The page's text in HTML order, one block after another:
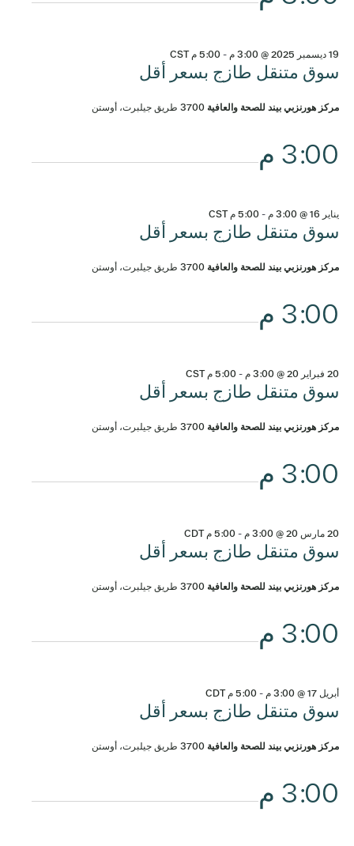
سوق متنقل طازج بسعر أقل
19 ديسمبر 2025 @ 3:00 م -5:00 م CST
مركز هورنزبي بيند للصحة والعافية3700 طريق جيلبرت، أوستن
3:00 م
سوق متنقل طازج بسعر أقل
يناير 16 @ 3:00 م -5:00 م CST
مركز هورنزبي بيند للصحة والعافية3700 طريق جيلبرت، أوستن
3:00 م
سوق متنقل طازج بسعر أقل
20 فبراير 20 @ 3:00 م -5:00 م CST
مركز هورنزبي بيند للصحة والعافية3700 طريق جيلبرت، أوستن
3:00 م
سوق متنقل طازج بسعر أقل
20 مارس 20 @ 3:00 م -5:00 م CDT
مركز هورنزبي بيند للصحة والعافية3700 طريق جيلبرت، أوستن
3:00 م
سوق متنقل طازج بسعر أقل
أبريل 17 @ 3:00 م -5:00 م CDT
مركز هورنزبي بيند للصحة والعافية3700 طريق جيلبرت، أوستن
3:00 م